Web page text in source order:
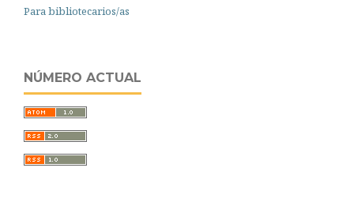
Para bibliotecarios/as
NÚMERO ACTUAL